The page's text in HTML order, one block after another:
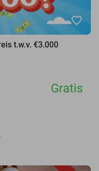
favorite_border
t.w.v. €3.000
Gratis